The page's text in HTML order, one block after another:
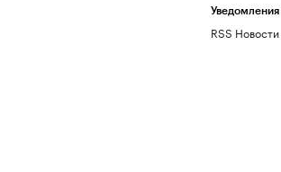
Уведомления
RSS Новости